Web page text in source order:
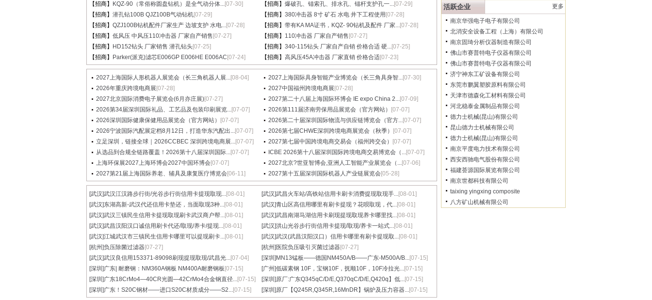
【招商】
KQZ-90（常俗称圆盘钻机）是全气动分体...[07-30] 【招商】 爆破孔、锚索孔、排水孔、锚杆支护孔一...[07-29]
【招商】 潜孔钻100B QJZ100B气动钻机[07-29] 【招商】 380冲击器 8寸 矿石 水电 井下工程使用 [07-28]
【招商】 QZJ100B钻机配件厂家生产 边坡支护 水电...[07-28] 【招商】 带有KA MA证书，KQZ- 90钻机及配件 厂家...[07-28]
【招商】 低风压 中风压110冲击器 厂家自产销售 [07-27] 【招商】 110冲击器 厂家自产销售 [07-27]
【招商】
HD152钻头 厂家销售 潜孔钻头[07-25] 【招商】 340-115钻头 厂家自产自销 价格合适 硬...[07-25]
【招商】
Parker(派克)滤芯E006GP E006HE E006AC [07-24] 【招商】 高风压45A冲击器 厂家直销 价格合适[07-23]
2027上海国际人形机器人展览会（长三角机器人展...[08-04] 2027上海国际具身智能产业博览会（长三角具身智...[07-30]
2026年重庆跨境电商展 [07-28] 2027中国福州跨境电商展 [07-28]
2027北京国际消费电子展览会(6月亦庄展)[07-27] 2027第二十八届上海国际环博会 IE expo China 2...[07-09]
2026第34届深圳国际礼品、工艺品及包装印刷展览...[07-07] 2026第111届济南劳保用品展览会（官方网站）
[07-07]
2026深圳国际健康保健用品展览会（官方网站）
[07-07] 2026第二十届深圳国际物流与供应链博览会（官方...[07-07]
2026宁波国际汽配展定档8月12日，打造华东汽配出...[07-07] 2026第七届CHWE深圳跨境电商展览会（秋季）
[07-07]
立足深圳，链接全球｜2026CCBEC 深圳跨境电商展...[07-07] 2027第七届中国跨境电商交易会（福州跨交会）
[07-07]
从选品到合规全链路覆盖！2026第十八届深圳国际...[07-07] ICBE 2026第十八届深圳国际跨境电商交易博览会（...[07-07]
上海环保展2027上海环博会2027中国环博会[07-07] 2027北京?世亚智博会,亚洲人工智能产业展览会（...[07-06]
2027第21届上海国际养老、辅具及康复医疗博览会[06-11] 2027第十五届深圳国际机器人产业链展览会[05-28]
[武汉]武汉江汉路步行街/光谷步行街信用卡提现取现...[08-01] [武汉]武昌火车站/高铁站信用卡刷卡消费提现取现手...[08-01]
[武汉]东湖高新-武汉代还信用卡垫还，当面取现3种...[08-01] [武汉]青山区高信用哪里有刷卡提现？花呗取现，代...[08-01]
[武汉]武汉三镇民生信用卡提现取现刷卡武汉商户帮...[08-01] [武汉]武昌南湖马湖信用卡刷现提现取现养卡哪里找...[08-01]
[武汉]武昌汉阳汉口诚信用刷卡代还/取现/养卡/提现...[08-01] [武汉]洪山光谷步行街信用卡提现/取现/养卡一站式...[08-01]
[武汉]江城武汉市三镇民生信用卡哪里可以提现刷卡...[08-01] [武汉]武汉(武昌汉阳汉口）信用卡哪里有刷卡提现取...[08-01]
[杭州]负压除菌过滤器[07-27] [杭州] 医院负压吸引灭菌过滤器[07-27]
[武汉]武汉良信用153371-89098刷现提现取现/武昌光...[07-04] [深圳] MN13锰板——德国NM450A/B——广东-M500A/B...[07-15]
[深圳]广东| 耐磨钢：NM360A钢板 NM400A耐磨钢板 [07-15] [广州]低碳素钢 10F，宝钢10F，抚顺10F，10F冷拉光...[07-15]
[深圳]广东18CrMo4—40CR光圆—42CrMo4合金钢直径...[07-15] [深圳]原厂:广东Q345qC/D/E,Q370qC/D/E,Q420q】低...[07-15]
[深圳]广东！S20C钢材——进口S20C材质成分——S2...[07-15] [深圳]原厂【Q245R,Q345R,16MnDR】锅炉及压力容器...[07-15]
活跃企业 更多
南京华强电子电子有限公司
北消安全设备工程（上海）有限公司
南京固琦分析仪器制造有限公司
佛山市赛普特电子仪器有限公司
佛山市赛普特电子仪器有限公司
济宁神东工矿设备有限公司
东莞市鹏翼塑胶原料有限公司
天津市德森化工材料有限公司
河北稳泰金属制品有限公司
德力士机械(昆山)有限公司
昆山德力士机械有限公司
德力士机械(昆山)有限公司
南京平度电力技术有限公司
西安西驰电气股份有限公司
福建荟源国际展览有限公司
南京世都科技有限公司
taixing yingxing composite
八方矿山机械有限公司